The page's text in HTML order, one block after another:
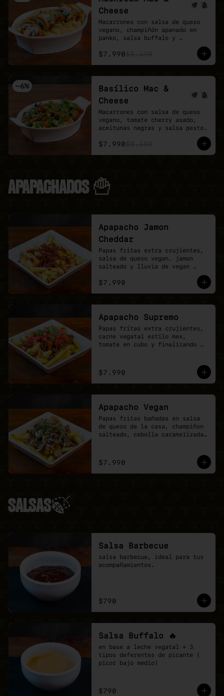
Cheese
Macarrones con salsa de queso
vegano, champiñón apanado en
panko, salsa buffalo y
$7.990
-6%
Basílico Mac &
Cheese
Macarrones con salsa de queso
vegano, tomate cherry asado,
aceitunas negras y salsa pesto.
$7.990
APAPACHADOS 🍟
Apapacho Jamon
Cheddar
Papas fritas extra crujientes,
salsa de queso vegan, jamon
salteado y lluvia de vegan
$7.990
Apapacho Supremo
Papas fritas extra crujientes,
carne vegatal estilo mex,
tomate en cubo y finalizando
$7.990
Apapacho Vegan
Papas fritas bañadas en salsa
de queso de la casa, champiñon
salteado, cebolla caramelizada,
$7.990
SALSAS🍃
Salsa Barbecue
salsa barbecue, ideal para tus
acompañamientos.
$790
Salsa Buffalo 🔥
en base a leche vegatal + 3
tipos deferentes de picante (
picor bajo medio)
$790